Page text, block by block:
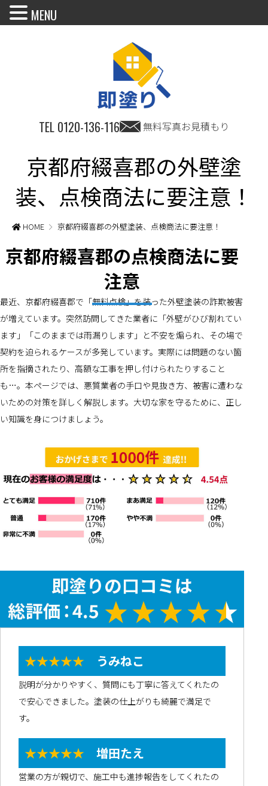
TEL 0120-136-116 無料写真お見積もり
京都府綴喜郡の外壁塗
装、点検商法に要注意！
HOME 京都府綴喜郡の外壁塗装、点検商法に要注意！
京都府綴喜郡の点検商法に要
注意
最近、京都府綴喜郡で「無料点検」を装った外壁塗装の詐欺被害
が増えています。突然訪問してきた業者に「外壁がひび割れてい
ます」「このままでは雨漏りします」と不安を煽られ、その場で
契約を迫られるケースが多発しています。実際には問題のない箇
所を指摘されたり、高額な工事を押し付けられたりすること
も…。本ページでは、悪質業者の手口や見抜き方、被害に遭わな
いための対策を詳しく解説します。大切な家を守るために、正し
い知識を身につけましょう。
★★★★★ うみねこ
説明が分かりやすく、質問にも丁寧に答えてくれたの
で安心できました。塗装の仕上がりも綺麗で満足で
す。
★★★★★ 増田たえ
営業の方が親切で、施工中も進捗報告をしてくれたの
MENU